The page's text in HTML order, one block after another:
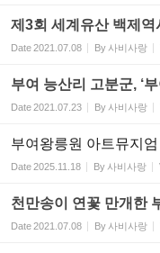
제3회 세계유산 백제
Date2021.07.08 By 사비사랑
부여 능산리 고분군, ‘
Date2021.07.23 By 사비사랑
부여왕릉원 아트뮤지
Date2025.11.18 By 사비사랑
천만송이 연꽃 만개한
Date2021.07.08 By 사비사랑